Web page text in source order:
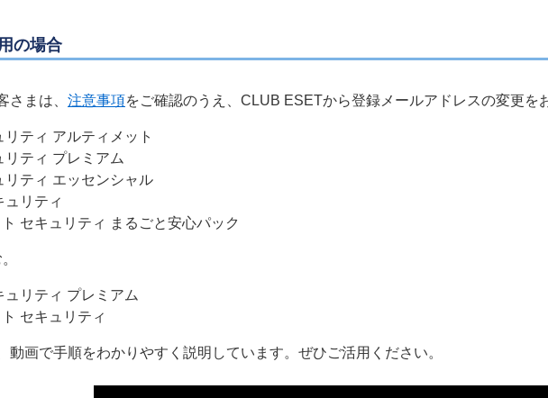
の場合
さまは、 注意事項をご確認のうえ、CLUB ESETから登録メールアドレスの変更を
ティ アルティメット
ティ プレミアム
リティ エッセンシャル
ュリティ
セキュリティ まるごと安心パック
リティ プレミアム
セキュリティ
動画で手順をわかりやすく説明しています。ぜひご活用ください。